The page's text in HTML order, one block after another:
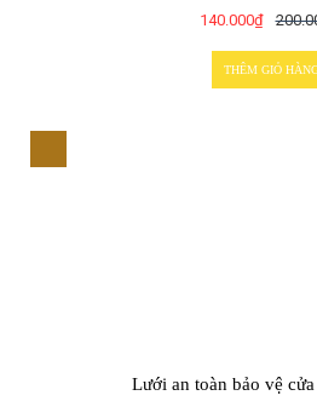
140.000₫
THÊM GIỎ
Lưới an toàn bảo vệ